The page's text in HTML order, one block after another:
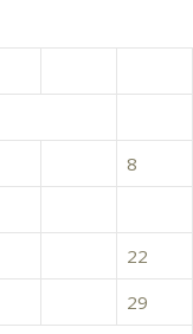
8
22
29